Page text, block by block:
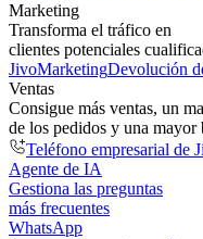
Marketing
Transforma el tráfico en
clientes potenciales
JivoMarketingDevolución
Ventas
Consigue más ventas, un
de los pedidos y una mayor
Teléfono empresarial de
Agente de IA
Gestiona las preguntas
más frecuentes
WhatsApp